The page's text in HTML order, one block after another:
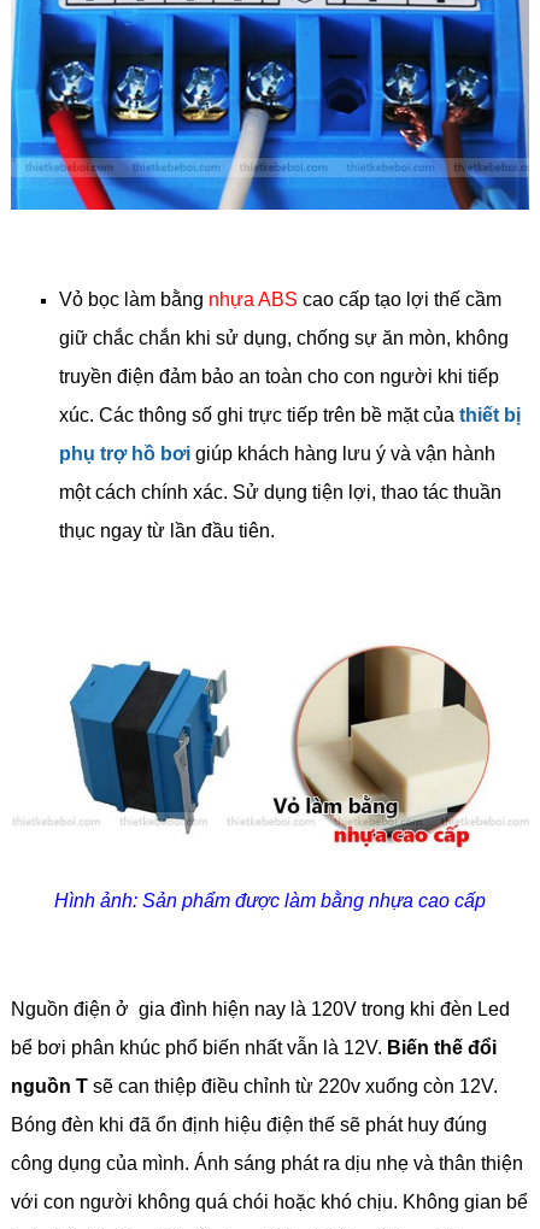
Vỏ bọc làm bằng nhựa ABS cao cấp tạo lợi thế cầm
giữ chắc chắn khi sử dụng, chống sự ăn mòn, không
truyền điện đảm bảo an toàn cho con người khi tiếp
xúc. Các thông số ghi trực tiếp trên bề mặt của thiết bị
phụ trợ hồ bơigiúp khách hàng lưu ý và vận hành
một cách chính xác. Sử dụng tiện lợi, thao tác thuần
thục ngay từ lần đầu tiên.
Hình ảnh: Sản phẩm được làm bằng nhựa cao cấp
Nguồn điện ở gia đình hiện nay là 120V trong khi đèn Led
bể bơi phân khúc phổ biến nhất vẫn là 12V. Biến thế đổi
nguồn Tsẽ can thiệp điều chỉnh từ 220v xuống còn 12V.
Bóng đèn khi đã ổn định hiệu điện thế sẽ phát huy đúng
công dụng của mình. Ánh sáng phát ra dịu nhẹ và thân thiện
với con người không quá chói hoặc khó chịu. Không gian bể